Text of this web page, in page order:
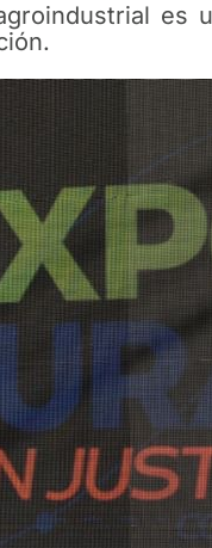
es